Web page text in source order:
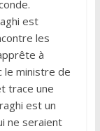
est
les
à
le ministre de
trace une
est un
ne seraient